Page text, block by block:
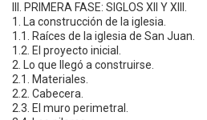
III. PRIMERA FASE: SIGLOS XII Y XIII.
1. La construcción de la iglesia.
1.1. Raíces de la iglesia de San Juan.
1.2. El proyecto inicial.
2. Lo que llegó a construirse.
2.1. Materiales.
2.2. Cabecera.
2.3. El muro perimetral.